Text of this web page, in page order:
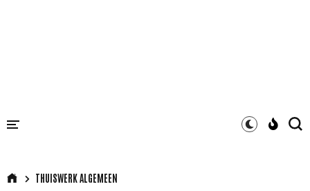
THUISWERK ALGEMEEN